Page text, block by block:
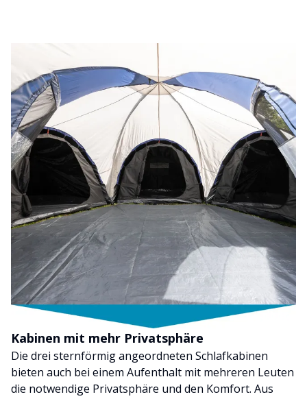
Kabinen mit mehr Privatsphäre
Die drei sternförmig angeordneten Schlafkabinen
bieten auch bei einem Aufenthalt mit mehreren Leuten
die notwendige Privatsphäre und den Komfort. Aus